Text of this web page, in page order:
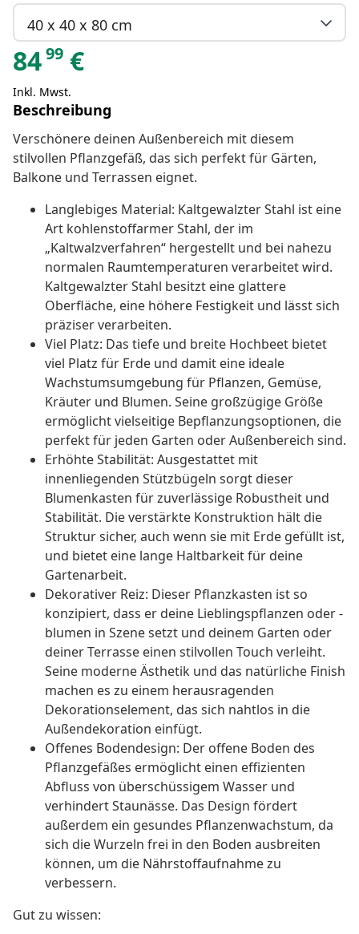
40 x 40 x 80 cm
8499 €
Inkl. Mwst.
Beschreibung
Verschönere deinen Außenbereich mit diesem
stilvollen Pflanzgefäß, das sich perfekt für Gärten,
Balkone und Terrassen eignet.
Langlebiges Material: Kaltgewalzter Stahl ist eine
Art kohlenstoffarmer Stahl, der im
„Kaltwalzverfahren“ hergestellt und bei nahezu
normalen Raumtemperaturen verarbeitet wird.
Kaltgewalzter Stahl besitzt eine glattere
Oberfläche, eine höhere Festigkeit und lässt sich
präziser verarbeiten.
Viel Platz: Das tiefe und breite Hochbeet bietet
viel Platz für Erde und damit eine ideale
Wachstumsumgebung für Pflanzen, Gemüse,
Kräuter und Blumen. Seine großzügige Größe
ermöglicht vielseitige Bepflanzungsoptionen, die
perfekt für jeden Garten oder Außenbereich sind.
Erhöhte Stabilität: Ausgestattet mit
innenliegenden Stützbügeln sorgt dieser
Blumenkasten für zuverlässige Robustheit und
Stabilität. Die verstärkte Konstruktion hält die
Struktur sicher, auch wenn sie mit Erde gefüllt ist,
und bietet eine lange Haltbarkeit für deine
Gartenarbeit.
Dekorativer Reiz: Dieser Pflanzkasten ist so
konzipiert, dass er deine Lieblingspflanzen oder -
blumen in Szene setzt und deinem Garten oder
deiner Terrasse einen stilvollen Touch verleiht.
Seine moderne Ästhetik und das natürliche Finish
machen es zu einem herausragenden
Dekorationselement, das sich nahtlos in die
Außendekoration einfügt.
Offenes Bodendesign: Der offene Boden des
Pflanzgefäßes ermöglicht einen effizienten
Abfluss von überschüssigem Wasser und
verhindert Staunässe. Das Design fördert
außerdem ein gesundes Pflanzenwachstum, da
sich die Wurzeln frei in den Boden ausbreiten
können, um die Nährstoffaufnahme zu
verbessern.
Gut zu wissen: